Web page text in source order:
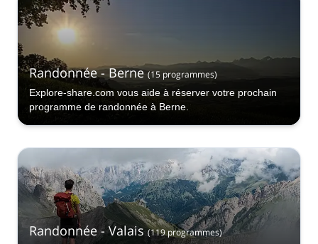
Randonnée - Berne (15 programmes)
Explore-share.com vous aide à réserver votre prochain
programme de randonnée à Berne.
Randonnée - Valais (119 programmes)